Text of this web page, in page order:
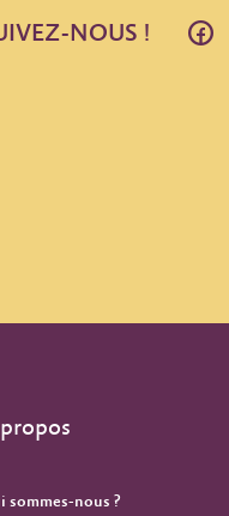
NOUS !
sommes-nous ?